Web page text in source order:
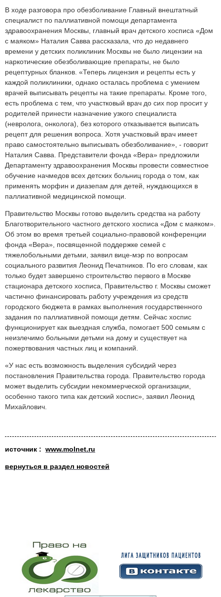
В ходе разговора про обезболивание Главный внештатный
специалист по паллиативной помощи департамента
здравоохранения Москвы, главный врач детского хосписа «Дом
с маяком» Наталия Савва рассказала, что до недавнего
времени у детских поликлиник Москвы не было лицензии на
наркотические обезболивающие препараты, не было
рецептурных бланков. «Теперь лицензия и рецепты есть у
каждой поликлиники, однако осталась проблема с умением
врачей выписывать рецепты на такие препараты. Кроме того,
есть проблема с тем, что участковый врач до сих пор просит у
родителей принести назначение узкого специалиста
(невролога, онколога), без которого отказывается выписать
рецепт для решения вопроса. Хотя участковый врач имеет
право самостоятельно выписывать обезболивание», - говорит
Наталия Савва. Представители фонда «Вера» предложили
Департаменту здравоохранения Москвы провести совместное
обучение начмедов всех детских больниц города о том, как
применять морфин и диазепам для детей, нуждающихся в
паллиативной медицинской помощи.
Правительство Москвы готово выделить средства на работу
Благотворительного частного детского хосписа «Дом с маяком».
Об этом во время третьей социально-правовой конференции
фонда «Вера», посвященной поддержке семей с
тяжелобольными детьми, заявил вице-мэр по вопросам
социального развития Леонид Печатников. По его словам, как
только будет завершено строительство первого в Москве
стационара детского хосписа, Правительство г. Москвы сможет
частично финансировать работу учреждения из средств
городского бюджета в рамках выполнения государственного
задания по паллиативной помощи детям. Сейчас хоспис
функционирует как выездная служба, помогает 500 семьям с
неизлечимо больными детьми на дому и существует на
пожертвования частных лиц и компаний.
«У нас есть возможность выделения субсидий через
постановления Правительства города. Правительство города
может выделить субсидии некоммерческой организации,
особенно такого типа как детский хоспис», заявил Леонид
Михайлович.
источник : www.molnet.ru
вернуться в раздел новостей